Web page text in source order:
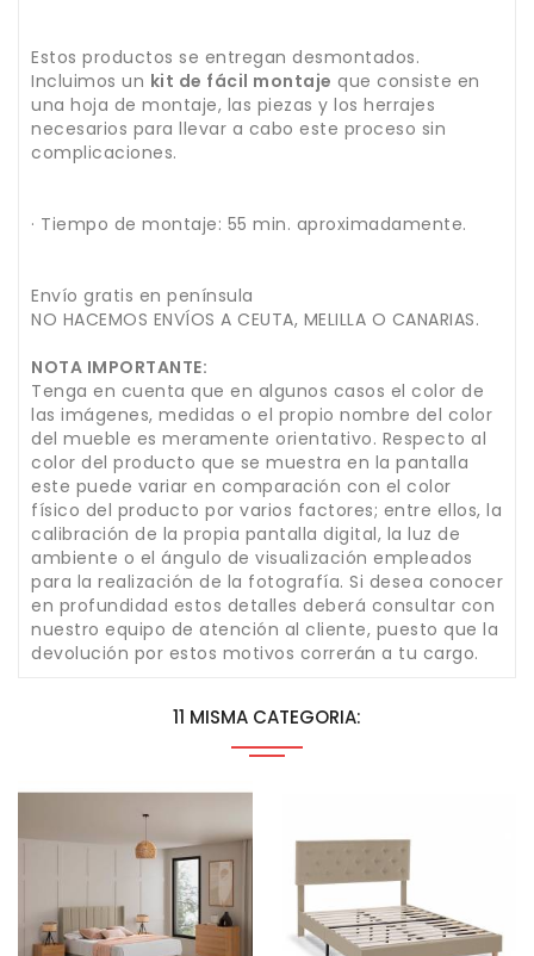
Estos productos se entregan desmontados.
Incluimos un kit de fácil montaje que consiste en
una hoja de montaje, las piezas y los herrajes
necesarios para llevar a cabo este proceso sin
complicaciones.
· Tiempo de montaje: 55 min. aproximadamente.
Envío gratis en península
NO HACEMOS ENVÍOS A CEUTA, MELILLA O CANARIAS.
NOTA IMPORTANTE:
Tenga en cuenta que en algunos casos el color de
las imágenes, medidas o el propio nombre del color
del mueble es meramente orientativo. Respecto al
color del producto que se muestra en la pantalla
este puede variar en comparación con el color
físico del producto por varios factores; entre ellos, la
calibración de la propia pantalla digital, la luz de
ambiente o el ángulo de visualización empleados
para la realización de la fotografía. Si desea conocer
en profundidad estos detalles deberá consultar con
nuestro equipo de atención al cliente, puesto que la
devolución por estos motivos correrán a tu cargo.
11 MISMA CATEGORIA: